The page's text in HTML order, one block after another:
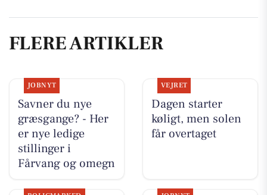
FLERE ARTIKLER
JOBNYT
Savner du nye
græsgange? - Her
er nye ledige
stillinger i
Fårvang og omegn
VEJRET
Dagen starter
køligt, men solen
får overtaget